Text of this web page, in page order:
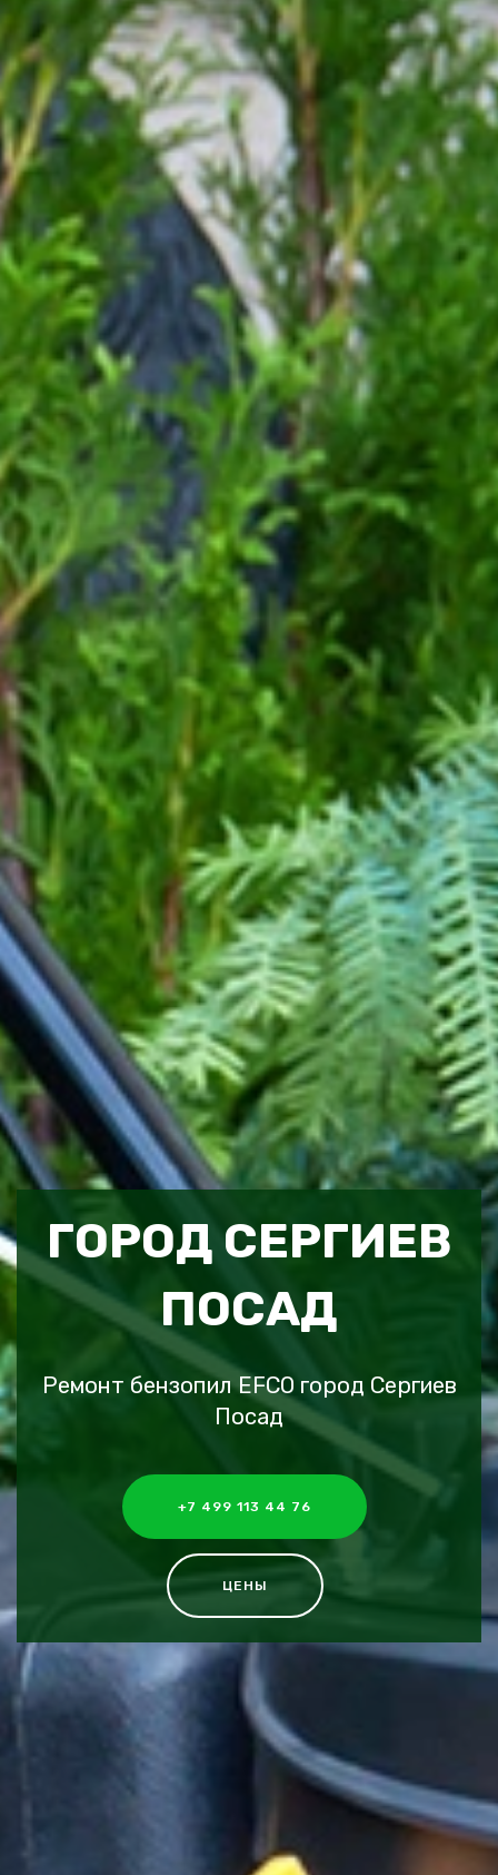
ГОРОД СЕРГИЕВ
ПОСАД
Ремонт бензопил EFCO город Сергиев
Посад
+7 499 113 44 76
ЦЕНЫ